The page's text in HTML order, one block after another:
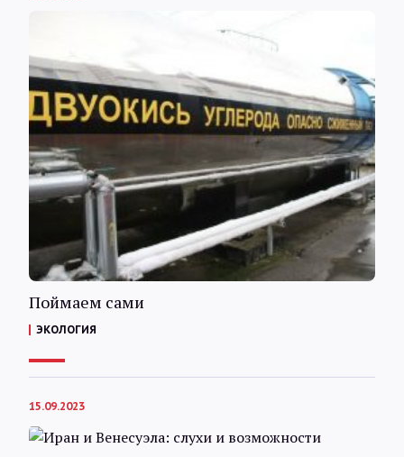
Поймаем сами
ЭКОЛОГИЯ
15.09.2023